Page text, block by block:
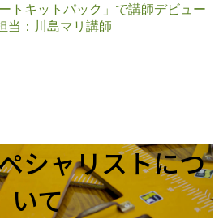
ートキットパック」で講師デビュー
当：川島マリ講師
シャリストにつ
いて